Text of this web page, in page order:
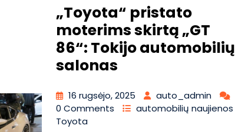
„Toyota“ pristato
moterims skirtą „GT
86“: Tokijo automobilių
salonas
16 rugsėjo, 2025
auto_admin
0 Comments
automobilių naujienos
Toyota